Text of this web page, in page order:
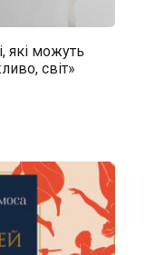
які можуть
світ»